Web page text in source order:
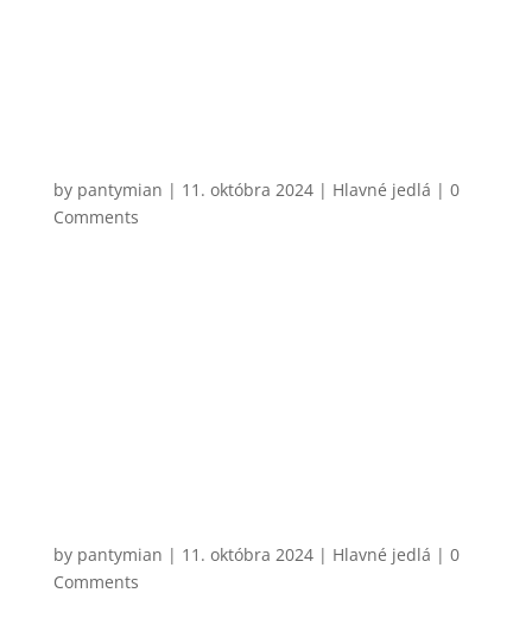
by pantymian | 11. októbra 2024| Hlavné jedlá | 0
Comments
by pantymian | 11. októbra 2024| Hlavné jedlá | 0
Comments